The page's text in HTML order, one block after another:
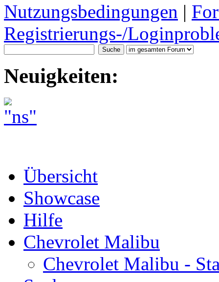
Nutzungsbedingungen |
Registrierungs-/
Neuigkeiten:
Übersicht
Showcase
Hilfe
Chevrolet Malibu
Chevrolet Malibu -